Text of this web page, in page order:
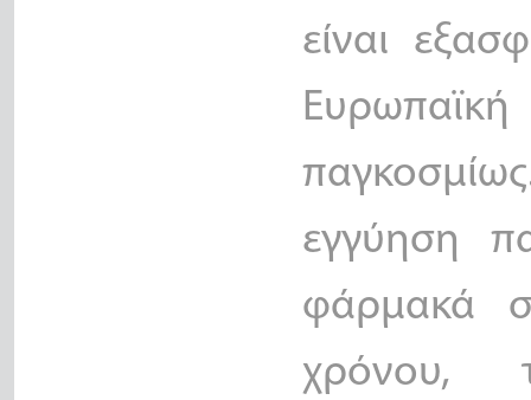
είναι
εγγύηση
φάρμακά
χρόνου,